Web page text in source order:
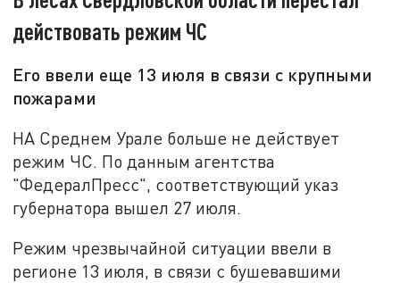
действовать режим ЧС
Его ввели еще 13 июля в связи с крупными
пожарами
НА Среднем Урале больше не действует
режим ЧС. По данным агентства
"ФедералПресс", соответствующий указ
губернатора вышел 27 июля.
Режим чрезвычайной ситуации ввели в
регионе 13 июля, в связи с бушевавшими